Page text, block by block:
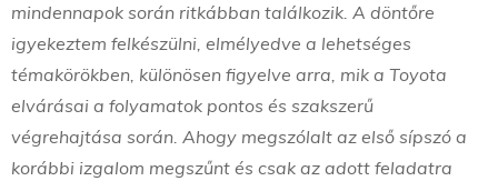
mindennapok során ritkábban találkozik. A döntőre
igyekeztem felkészülni, elmélyedve a lehetséges
témakörökben, különösen figyelve arra, mik a Toyota
elvárásai a folyamatok pontos és szakszerű
végrehajtása során. Ahogy megszólalt az első sípszó a
korábbi izgalom megszűnt és csak az adott feladatra